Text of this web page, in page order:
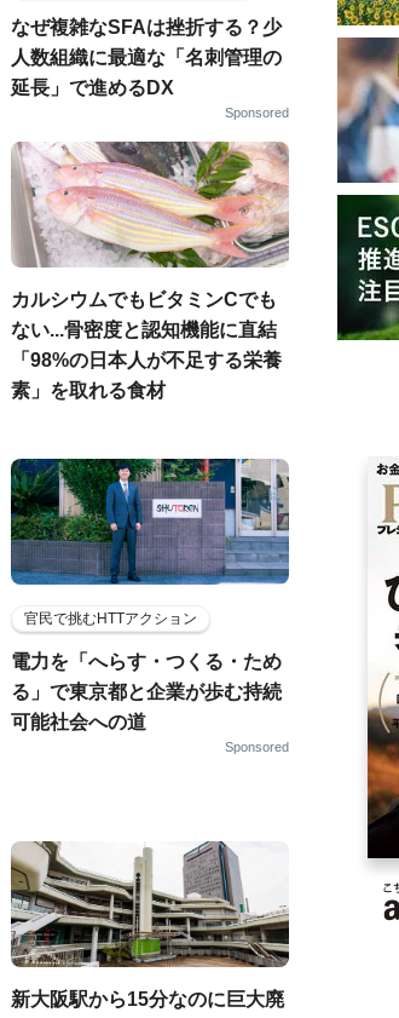
なぜ複雑なSFAは挫折する？少
人数組織に最適な「名刺管理の
延長」で進めるDX
Sponsored
カルシウムでもビタミンCでも
ない...骨密度と認知機能に直結
「98%の日本人が不足する栄養
素」を取れる食材
官民で挑むHTTアクション
電力を「へらす・つくる・ため
る」で東京都と企業が歩む持続
可能社会への道
Sponsored
新大阪駅から15分なのに巨大廃